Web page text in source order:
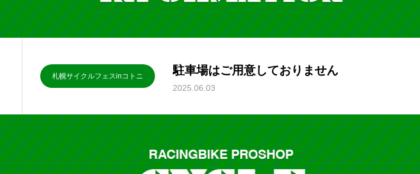
札幌サイクルフェスinコトニ 駐車場はご用意しておりません
2025.06.03